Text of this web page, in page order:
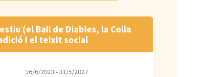
(el Ball de Diables, la Colla
i el teixit social
16/6/2023 - 31/5/2027